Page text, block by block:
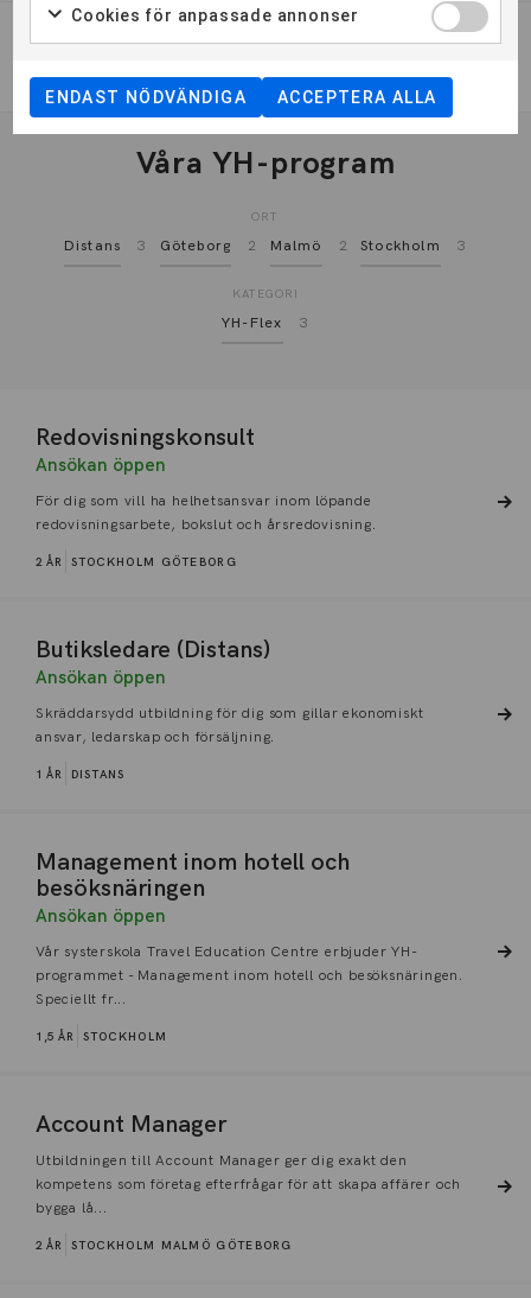
Våra YH-program
ORT
Distans 3 Göteborg 2 Malmö 2 Stockholm 3
KATEGORI
YH-Flex 3
Redovisningskonsult
Ansökan öppen
För dig som vill ha helhetsansvar inom löpande
redovisningsarbete, bokslut och årsredovisning.
2 ÅR STOCKHOLM GÖTEBORG
Butiksledare (Distans)
Ansökan öppen
Skräddarsydd utbildning för dig som gillar ekonomiskt
ansvar, ledarskap och försäljning.
1 ÅR DISTANS
Management inom hotell och
besöksnäringen
Ansökan öppen
Vår systerskola Travel Education Centre erbjuder YH-
programmet - Management inom hotell och besöksnäringen.
Speciellt fr...
1,5 ÅR STOCKHOLM
Account Manager
Utbildningen till Account Manager ger dig exakt den
kompetens som företag efterfrågar för att skapa affärer och
bygga lå...
2 ÅR STOCKHOLM MALMÖ GÖTEBORG
Cookies för anpassade annonser
ENDAST NÖDVÄNDIGA ACCEPTERA ALLA